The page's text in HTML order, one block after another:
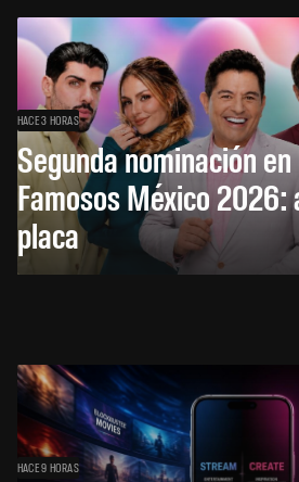
HACE 3 HORAS
Segunda nominación
Famosos México 2026:
placa
HACE 9 HORAS